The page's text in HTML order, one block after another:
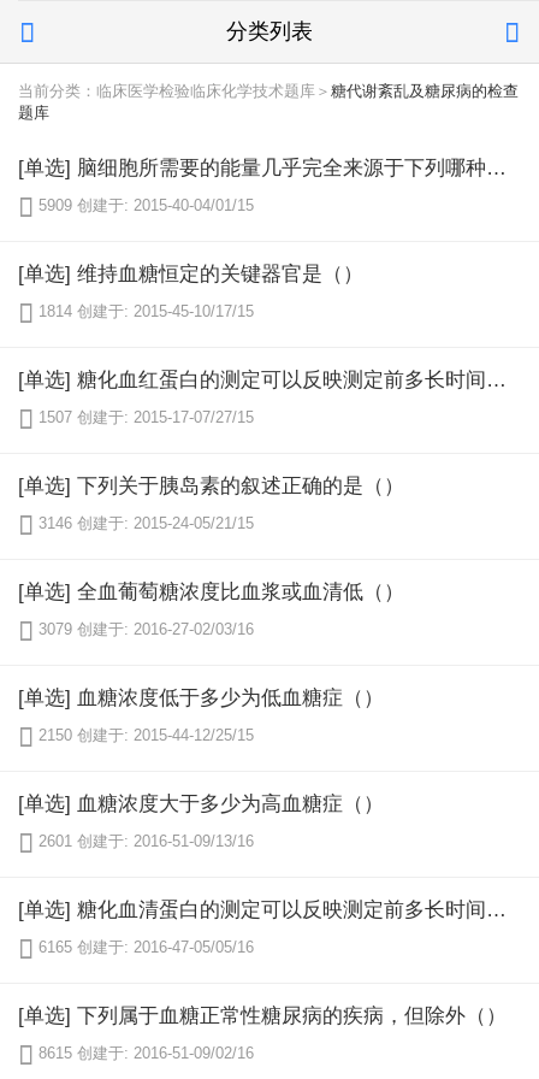
 分类列表 
当前分类：临床医学检验临床化学技术题库＞ 糖代谢紊乱及糖尿病的检查
题库
[单选] 脑细胞所需要的能量几乎完全来源于下列哪种物质（）
 5909 创建于: 2015-40-04/01/15
[单选] 维持血糖恒定的关键器官是（）
 1814 创建于: 2015-45-10/17/15
[单选] 糖化血红蛋白的测定可以反映测定前多长时间病人的平均血糖水平（）
 1507 创建于: 2015-17-07/27/15
[单选] 下列关于胰岛素的叙述正确的是（）
 3146 创建于: 2015-24-05/21/15
[单选] 全血葡萄糖浓度比血浆或血清低（）
 3079 创建于: 2016-27-02/03/16
[单选] 血糖浓度低于多少为低血糖症（）
 2150 创建于: 2015-44-12/25/15
[单选] 血糖浓度大于多少为高血糖症（）
 2601 创建于: 2016-51-09/13/16
[单选] 糖化血清蛋白的测定可以反映测定前多长时间病人的血糖控制水平（）
 6165 创建于: 2016-47-05/05/16
[单选] 下列属于血糖正常性糖尿病的疾病，但除外（）
 8615 创建于: 2016-51-09/02/16